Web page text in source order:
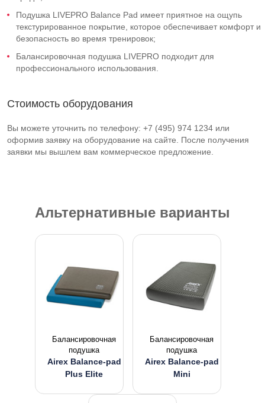
Подушка LIVEPRO Balance Pad имеет приятное на ощупь
текстурированное покрытие, которое обеспечивает комфорт и
безопасность во время тренировок;
Балансировочная подушка LIVEPRO подходит для
профессионального использования.
Стоимость оборудования
Вы можете уточнить по телефону: +7 (495) 974 1234 или
оформив заявку на оборудование на сайте. После получения
заявки мы вышлем вам коммерческое предложение.
Альтернативные варианты
Балансировочная
подушка
Airex Balance-pad
Plus Elite
Балансировочная
подушка
Airex Balance-pad
Mini